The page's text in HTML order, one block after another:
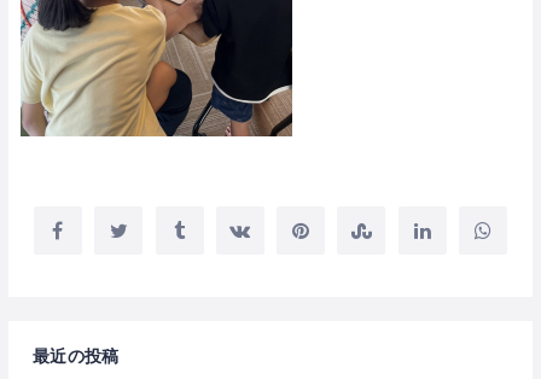
最近の投稿